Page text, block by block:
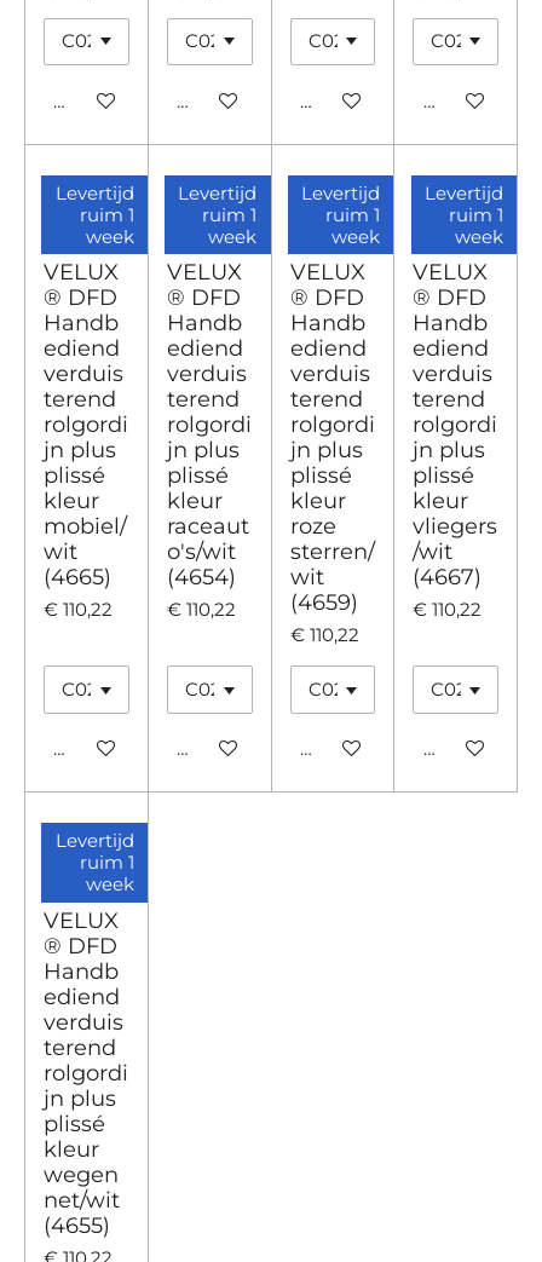
Bekijk details Bekijk details Bekijk details Bekijk details
Levertijd
ruim 1
week
VELUX
® DFD
Handb
ediend
verduis
terend
rolgordi
jn plus
plissé
kleur
mobiel/
wit
(4665)
€ 110,22
Bekijk details
Levertijd
ruim 1
week
VELUX
® DFD
Handb
ediend
verduis
terend
rolgordi
jn plus
plissé
kleur
raceaut
o's/wit
(4654)
€ 110,22
Bekijk details
Levertijd
ruim 1
week
VELUX
® DFD
Handb
ediend
verduis
terend
rolgordi
jn plus
plissé
kleur
roze
sterren/
wit
(4659)
€ 110,22
Bekijk details
Levertijd
ruim 1
week
VELUX
® DFD
Handb
ediend
verduis
terend
rolgordi
jn plus
plissé
kleur
vliegers
/wit
(4667)
€ 110,22
Bekijk details
Levertijd
ruim 1
week
VELUX
® DFD
Handb
ediend
verduis
terend
rolgordi
jn plus
plissé
kleur
wegen
net/wit
(4655)